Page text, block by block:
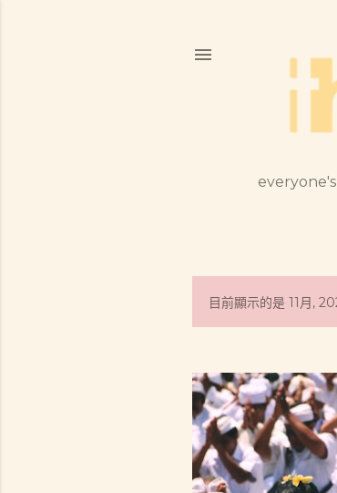
發
文
章
目前顯示的是 11月,